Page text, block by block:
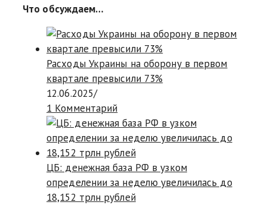
Что обсуждаем…
Расходы Украины на оборону в первом
квартале превысили 73%
12.06.2025/
1 Комментарий
ЦБ: денежная база РФ в узком
определении за неделю увеличилась до
18,152 трлн рублей